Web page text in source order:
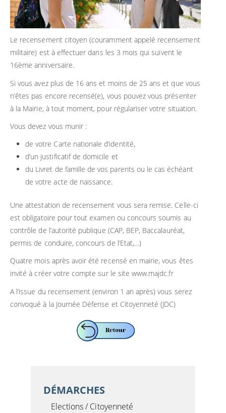
Le recensement citoyen (couramment appelé recensement
militaire) est à effectuer dans les 3 mois qui suivent le
16ème anniversaire.
Si vous avez plus de 16 ans et moins de 25 ans et que vous
n’êtes pas encore recensé(e), vous pouvez vous présenter
à la Mairie, à tout moment, pour régulariser votre situation.
Vous devez vous munir :
de votre Carte nationale d’identité,
d’un justificatif de domicile et
du Livret de famille de vos parents ou le cas échéant
de votre acte de naissance.
Une attestation de recensement vous sera remise. Celle-ci
est obligatoire pour tout examen ou concours soumis au
contrôle de l’autorité publique (CAP, BEP, Baccalauréat,
permis de conduire, concours de l’Etat,…)
Quatre mois après avoir été recensé en mairie, vous êtes
invité à créer votre compte sur le site www.majdc.fr
A l’issue du recensement (environ 1 an après) vous serez
convoqué à la Journée Défense et Citoyenneté (JDC)
DÉMARCHES
Elections / Citoyenneté